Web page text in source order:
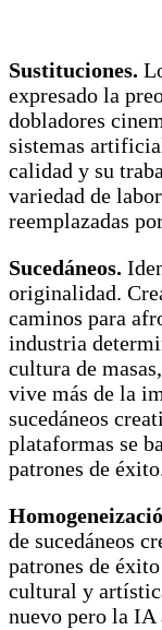
Sustituciones.
expresado la
dobladores
sistemas
calidad y su
variedad de
reemplazadas
Sucedáneos.
originalidad.
caminos para
industria
cultura de
vive más de la
sucedáneos
plataformas se
patrones de
de sucedáneos
patrones de
cultural y
nuevo pero la IA